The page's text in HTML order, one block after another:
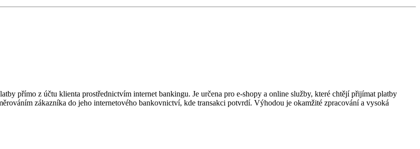
přímo z účtu klienta prostřednictvím internet bankingu. Je určena pro e-shopy a online služby, které chtějí přijímat platby
zákazníka do jeho internetového bankovnictví, kde transakci potvrdí. Výhodou je okamžité zpracování a vysoká